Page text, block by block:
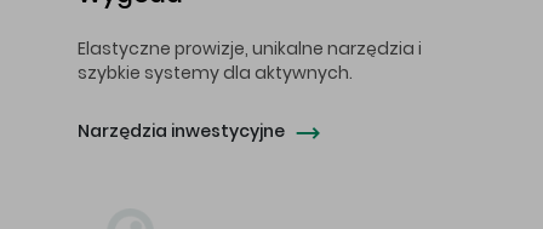
Elastyczne prowizje, unikalne narzędzia i
szybkie systemy dla aktywnych.
Narzędzia inwestycyjne